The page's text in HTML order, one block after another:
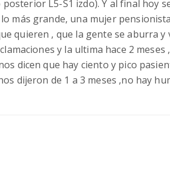
L5-S1 izdo). Y al final hoy
más grande, una mujer
quieren , que la gente se aburra y
y la ultima hace 2 meses
dicen que hay ciento y pico
dijeron de 1 a 3 meses ,no hay